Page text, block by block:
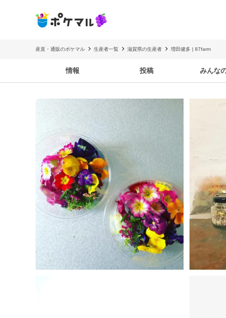
産直・通販のポケマル 生産者一覧 滋賀県の生産者 増田健多 | 87farm
情報 投稿 みんな